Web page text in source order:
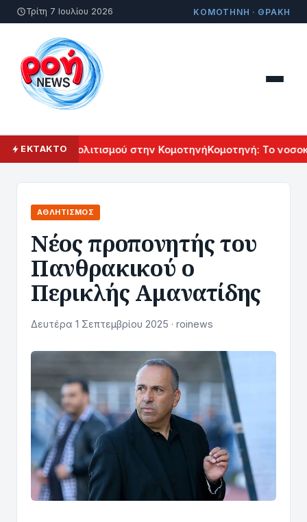
Τρίτη 7 Ιουλίου 2026 ΚΟΜΟΤΗΝΗ · ΘΡΑΚΗ
ΕΚΤΑΚΤΟΠολιτισμού στην ΚομοτηνήΚομοτηνή: Το
ΑΘΛΗΤΙΣΜΌΣ
Nέος προπονητής του
Πανθρακικού ο
Περικλής Αμανατίδης
Δευτέρα 1 Σεπτεμβρίου 2025 · roinews